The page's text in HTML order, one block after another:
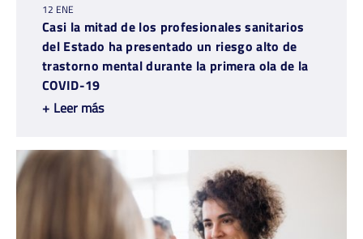
12 ENE
Casi la mitad de los profesionales sanitarios
del Estado ha presentado un riesgo alto de
trastorno mental durante la primera ola de la
COVID-19
+ Leer más